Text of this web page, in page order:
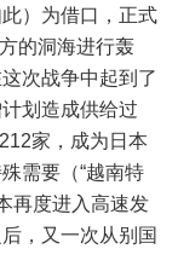
）为借口，正式
的洞海进行轰
次战争中起到了
划造成供给过
家，成为日本
需要（“越南特
再度进入高速发
，又一次从别国